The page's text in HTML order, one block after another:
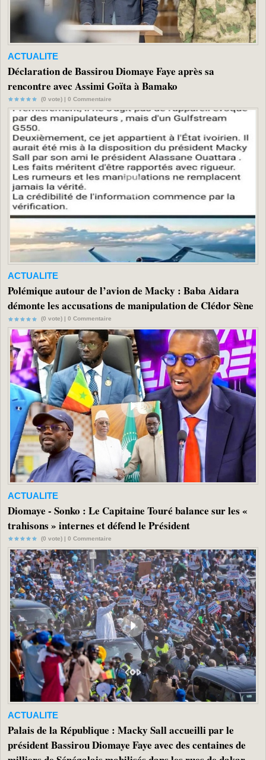
ACTUALITE
Déclaration de Bassirou Diomaye Faye après sa
rencontre avec Assimi Goïta à Bamako
(0 vote) | 0 Commentaire
ACTUALITE
Polémique autour de l’avion de Macky : Baba Aidara
démonte les accusations de manipulation de Clédor Sène
(0 vote) | 0 Commentaire
ACTUALITE
Diomaye - Sonko : Le Capitaine Touré balance sur les «
trahisons » internes et défend le Président
(0 vote) | 0 Commentaire
ACTUALITE
Palais de la République : Macky Sall accueilli par le
président Bassirou Diomaye Faye avec des centaines de